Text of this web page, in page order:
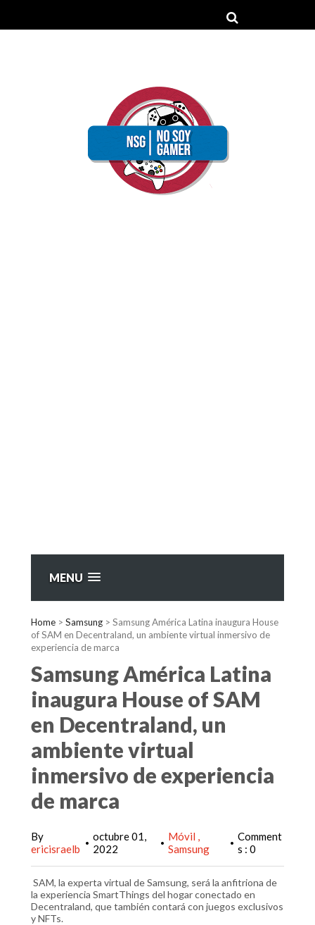
MENU
Home > Samsung > Samsung América Latina inaugura House
of SAM en Decentraland, un ambiente virtual inmersivo de
experiencia de marca
Samsung América Latina
inaugura House of SAM
en Decentraland, un
ambiente virtual
inmersivo de experiencia
de marca
By
ericisraelb
• octubre 01,
2022
• Móvil
Samsung
• Comment
s : 0
SAM, la experta virtual de Samsung, será la anfitriona de
la experiencia SmartThings del hogar conectado en
Decentraland, que también contará con juegos exclusivos
y NFTs.